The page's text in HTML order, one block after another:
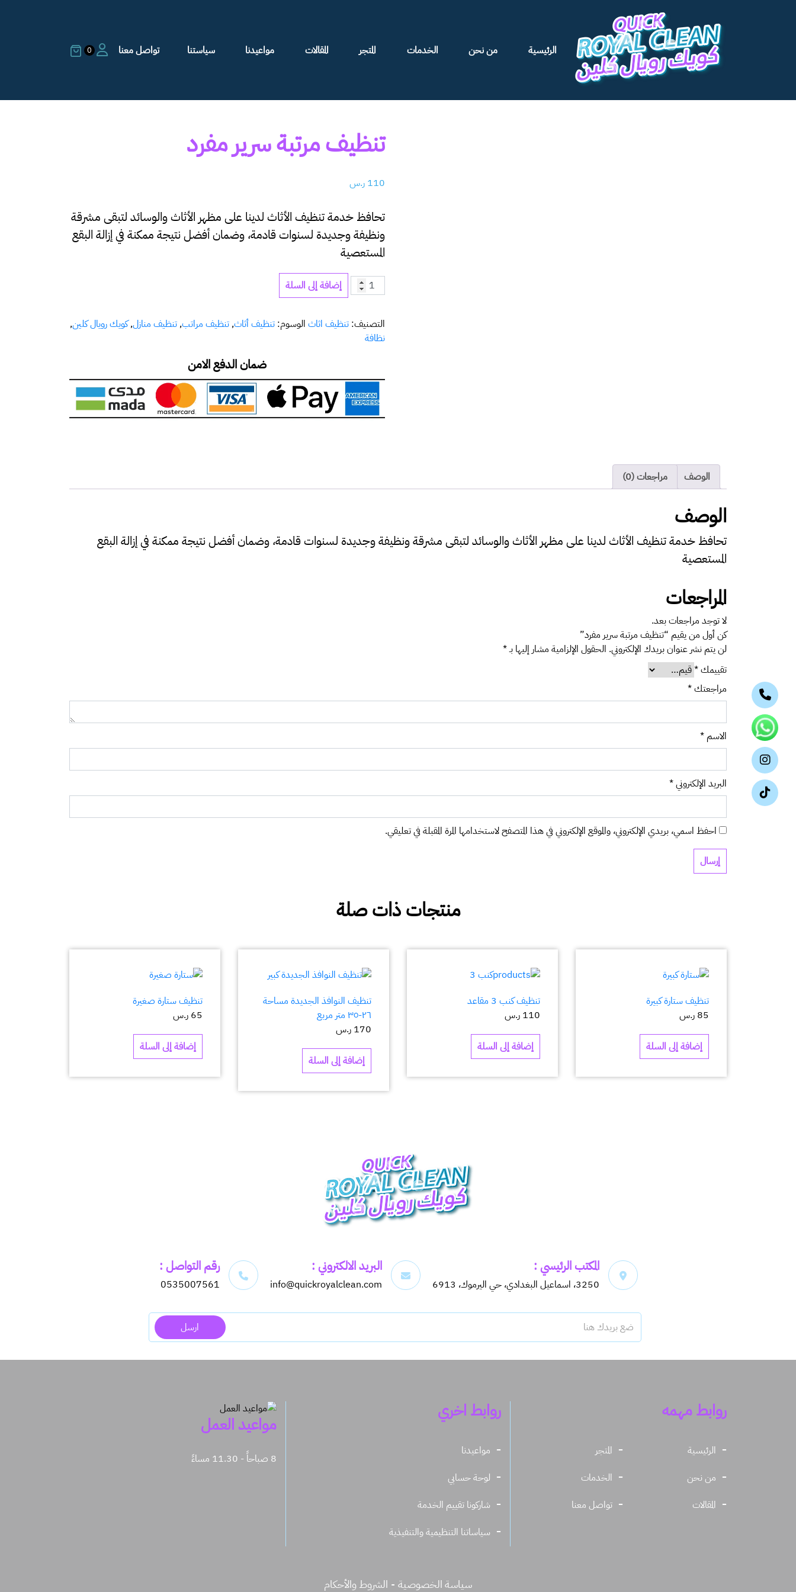
الرئيسية من نحن الخدمات المتجر المقالات مواعيدنا سياستنا تواصل معنا 0
تنظيف مرتبة سرير مفرد
110 ر.س
تحافظ خدمة تنظيف الأثاث لدينا على مظهر الأثاث والوسائد لتبقى مشرقة
ونظيفة وجديدة لسنوات قادمة، وضمان أفضل نتيجة ممكنة في إزالة البقع
المستعصية
إضافة إلى السلة
التصنيف:تنظيف اثاث الوسوم:تنظيف أثاث,تنظيف مراتب,تنظيف منازل,كويك رويال كلين,
نظافة
ضمان الدفع الامن
الوصف مراجعات (0)
الوصف
تحافظ خدمة تنظيف الأثاث لدينا على مظهر الأثاث والوسائد لتبقى مشرقة ونظيفة وجديدة لسنوات قادمة، وضمان أفضل نتيجة ممكنة في إزالة البقع
المستعصية
المراجعات
لا توجد مراجعات بعد.
كن أول من يقيم “تنظيف مرتبة سرير مفرد”
لن يتم نشر عنوان بريدك الإلكتروني. الحقول الإلزامية مشار إليها بـ*
تقييمك*
مراجعتك*
الاسم *
البريد الإلكتروني*
احفظ اسمي، بريدي الإلكتروني، والموقع الإلكتروني في هذا المتصفح لاستخدامها المرة المقبلة في تعليقي.
منتجات ذات صلة
تنظيف ستارة كبيرة
85 ر.س
إضافة إلى السلة
تنظيف كنب 3 مقاعد
110 ر.س
إضافة إلى السلة
تنظيف النوافذ الجديدة مساحة
٢٦-٣٥ متر مربع
170 ر.س
إضافة إلى السلة
تنظيف ستارة صغيرة
65 ر.س
إضافة إلى السلة
المكتب الرئيسي :
3250، اسماعيل البغدادي، حي اليرموك، 6913
البريد الالكتروني :
info@quickroyalclean.com
رقم التواصل :
0535007561
ارسل
روابط مهمه
الرئيسية
المتجر
من نحن
الخدمات
المقالات
تواصل معنا
روابط اخري
مواعيدنا
لوحة حسابي
شاركونا تقييم الخدمة
سياساتنا التنظيمية والتنفيذية
مواعيد العمل
8 صباحاً - 11.30 مساءً
سياسة الخصوصية الشروط والأحكام